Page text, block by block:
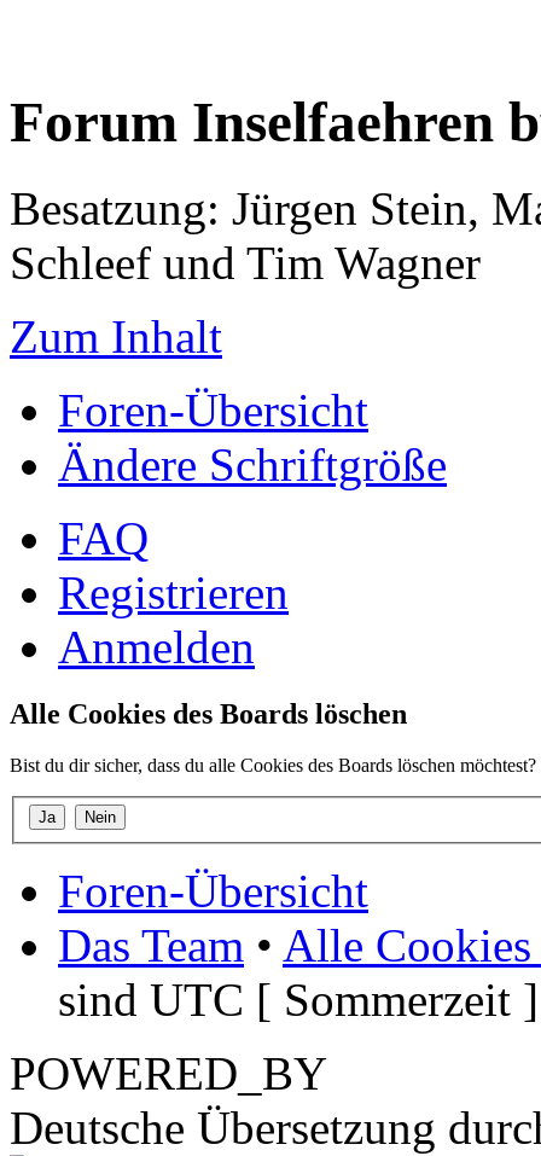
Forum Inselfaehren
Besatzung: Jürgen Stein,
Schleef und Tim Wagner
Zum Inhalt
Foren-Übersicht
Ändere Schriftgröße
FAQ
Registrieren
Anmelden
Alle Cookies des Boards löschen
Bist du dir sicher, dass du alle Cookies des Boards löschen möchtest?
Foren-Übersicht
Das Team • Alle Cookies
sind UTC [ Sommerzeit ]
POWERED_BY
Deutsche Übersetzung